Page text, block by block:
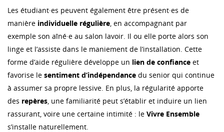
Les étudiant·es peuvent également être présent·es de
manière individuelle régulière, en accompagnant par
exemple son aîné·e au salon lavoir. Il ou elle porte alors son
linge et l’assiste dans le maniement de l’installation. Cette
forme d’aide régulière développe un lien de confiance et
favorise le sentiment d’indépendance du senior qui continue
à assumer sa propre lessive. En plus, la régularité apporte
des repères, une familiarité peut s’établir et induire un lien
rassurant, voire une certaine intimité : le Vivre Ensemble
s’installe naturellement.